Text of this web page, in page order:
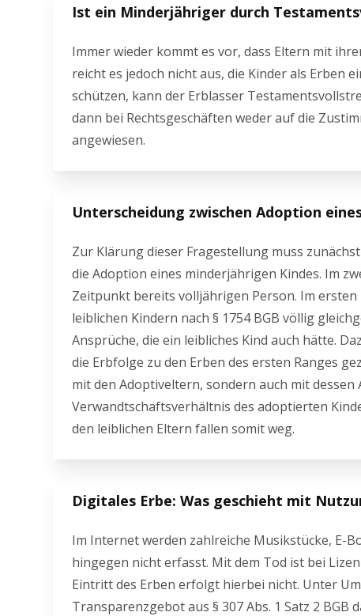
Ist ein Minderjähriger durch
Immer wieder kommt es vor, dass Eltern mit
reicht es jedoch nicht aus, die Kinder als Erben
schützen, kann der Erblasser
dann bei Rechtsgeschäften weder auf die
angewiesen.
Unterscheidung zwischen Adoption
Zur Klärung dieser Fragestellung muss
die Adoption eines minderjährigen Kindes. Im
Zeitpunkt bereits volljährigen Person. Im ersten
leiblichen Kindern nach § 1754 BGB völlig
Ansprüche, die ein leibliches Kind auch hätte.
die Erbfolge zu den Erben des ersten Ranges
mit den Adoptiveltern, sondern auch mit
Verwandtschaftsverhältnis des adoptierten
den leiblichen Eltern fallen somit weg.
Digitales Erbe: Was geschieht mit
Im Internet werden zahlreiche Musikstücke, E-
hingegen nicht erfasst. Mit dem Tod ist bei
Eintritt des Erben erfolgt hierbei nicht. Unter
Transparenzgebot aus § 307 Abs. 1 Satz 2